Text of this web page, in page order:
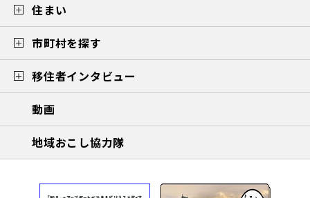
住まい
市町村を探す
移住者インタビュー
動画
地域おこし協力隊